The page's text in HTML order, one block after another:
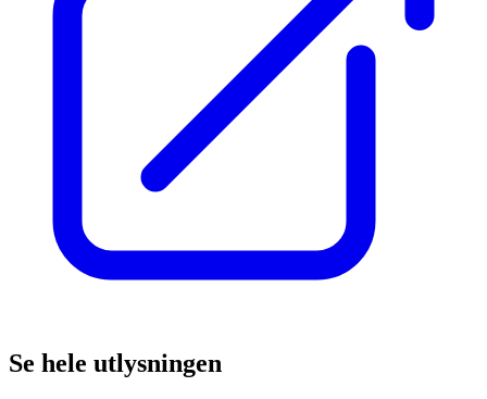
Se hele utlysningen